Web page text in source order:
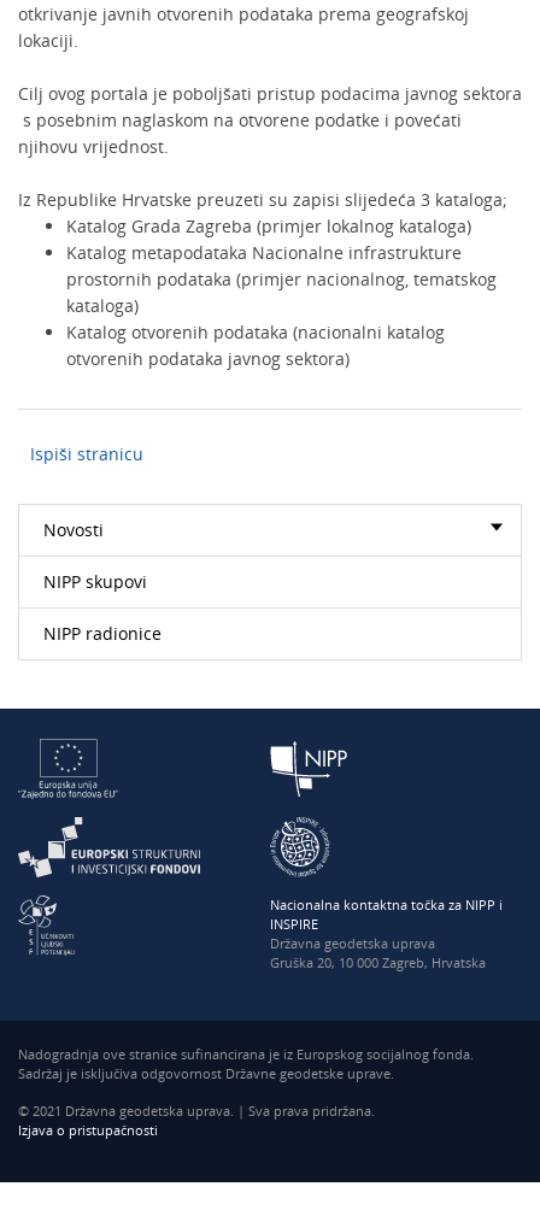
otkrivanje javnih otvorenih podataka prema geografskoj
lokaciji.
Cilj ovog portala je poboljšati pristup podacima javnog sektora
s posebnim naglaskom na otvorene podatke i povećati
njihovu vrijednost.
Iz Republike Hrvatske preuzeti su zapisi slijedeća 3 kataloga;
Katalog Grada Zagreba (primjer lokalnog kataloga)
Katalog metapodataka Nacionalne infrastrukture
prostornih podataka (primjer nacionalnog, tematskog
kataloga)
Katalog otvorenih podataka (nacionalni katalog
otvorenih podataka javnog sektora)
Ispiši stranicu
Novosti
NIPP skupovi
NIPP radionice
Nacionalna kontaktna točka za NIPP i
INSPIRE
Državna geodetska uprava
Gruška 20, 10 000 Zagreb, Hrvatska
Nadogradnja ove stranice sufinancirana je iz Europskog socijalnog fonda.
Sadržaj je isključiva odgovornost Državne geodetske uprave.
© 2021 Državna geodetska uprava. | Sva prava pridržana.
Izjava o pristupačnosti